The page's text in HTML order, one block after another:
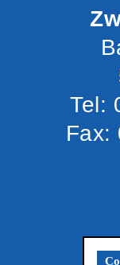
Tel:
Fax: